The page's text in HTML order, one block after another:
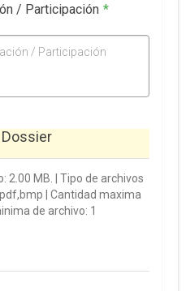
/ Participación *
/ Participación
2.00 MB. | Tipo de archivos
| Cantidad maxima
de archivo: 1